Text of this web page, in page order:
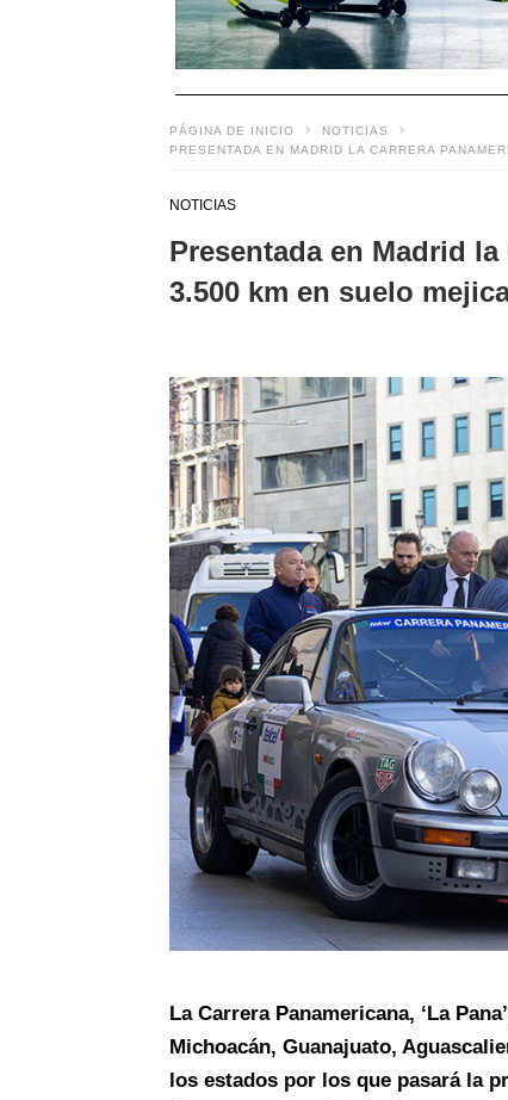
PÁGINA DE INICIO
NOTICIAS
PRESENTADA EN MADRID LA CARRERA
NOTICIAS
Presentada en Madrid la
3.500 km en suelo
La Carrera Panamericana, ‘La
Michoacán, Guanajuato,
los estados por los que pasará la